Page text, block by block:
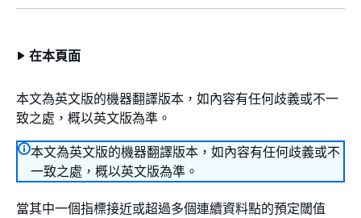
在本頁面
本文為英文版的機器翻譯版本，如內容有任何歧義或不一
致之處，概以英文版為準。
本文為英文版的機器翻譯版本，如內容有任何歧義或不
一致之處，概以英文版為準。
當其中一個指標接近或超過多個連續資料點的預定閾值